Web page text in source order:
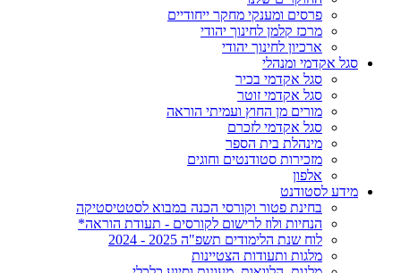
פרסים ומענקי מחקר ייחודיים
מרכז קלמן לחינוך יהודי
ארכיון לחינוך יהודי
סגל אקדמי ומנהלי
סגל אקדמי בכיר
סגל אקדמי זוטר
מורים מן החוץ ועמיתי הוראה
סגל אקדמי לזכרם
מינהלת בית הספר
מזכירות סטודנטים וחוגים
אלפון
מידע לסטודנט
בחינת פטור וקורסי הכנה במבוא לסטטיסטיקה
הנחיות ולוז לרישום לקורסים - תעודת הוראה*
לוח שנת הלימודים תשפ"ה 2025 - 2024
מלגות ותעודות הצטיינות